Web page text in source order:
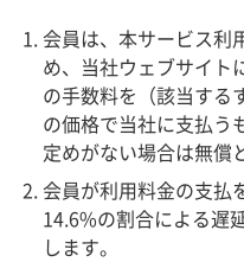
会員は、本サービス利
め、当社ウェブサイト
の手数料を（該当する
の価格で当社に支払う
定めがない場合は無償
会員が利用料金の支払
14.6%の割合による遅
します。